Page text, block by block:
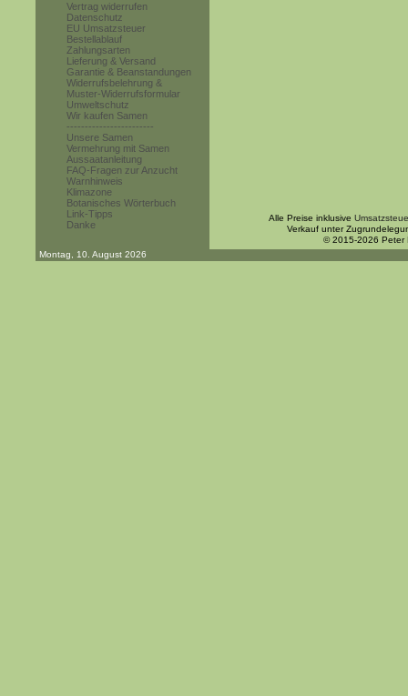
Vertrag widerrufen
Datenschutz
EU Umsatzsteuer
Bestellablauf
Zahlungsarten
Lieferung & Versand
Garantie & Beanstandungen
Widerrufsbelehrung &
Muster-Widerrufsformular
Umweltschutz
Wir kaufen Samen
------------------------
Unsere Samen
Vermehrung mit Samen
Aussaatanleitung
FAQ-Fragen zur Anzucht
Warnhinweis
Klimazone
Botanisches Wörterbuch
Link-Tipps
Danke
Alle Preise inklusive
Verkauf unter
© 2015-2026 Peter
Montag, 10. August 2026